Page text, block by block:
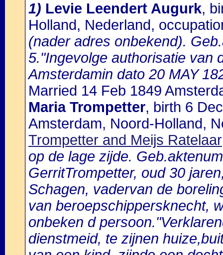
1) Levie Leendert Augurk,
Holland, Nederland,
(nader adres onbekend).
5."Ingevolge authorisatie van
Amsterdamin dato 20 MAY
Married 14 Feb 1849
Maria Trompetter, birth 6
Amsterdam, Noord-Holland,
Trompetter and Meijs Ratelaar
op de lage zijde.
GerritTrompetter, oud 30
Schagen, vadervan de
van beroepschippersknecht,
onbeken d
dienstmeid, te zijnen